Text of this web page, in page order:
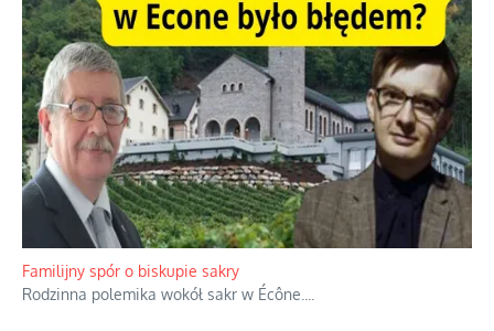
Familijny spór o biskupie sakry
Rodzinna polemika wokół sakr w Écône.